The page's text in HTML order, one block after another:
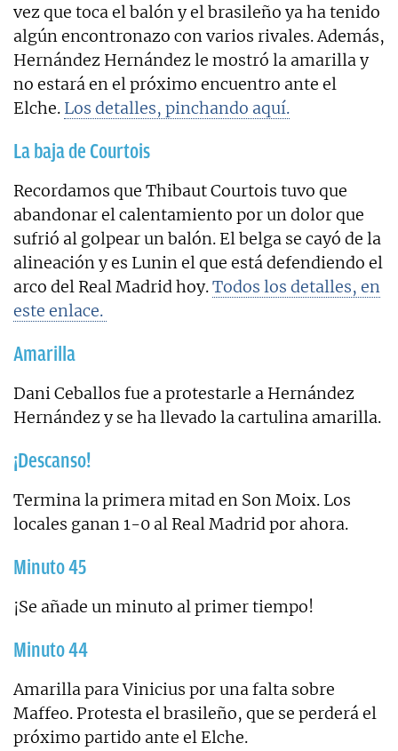
vez que toca el balón y el brasileño ya ha tenido
algún encontronazo con varios rivales. Además,
Hernández Hernández le mostró la amarilla y
no estará en el próximo encuentro ante el
Elche. Los detalles, pinchando aquí.
La baja de Courtois
Recordamos que Thibaut Courtois tuvo que
abandonar el calentamiento por un dolor que
sufrió al golpear un balón. El belga se cayó de la
alineación y es Lunin el que está defendiendo el
arco del Real Madrid hoy.Todos los detalles, en
este enlace.
Amarilla
Dani Ceballos fue a protestarle a Hernández
Hernández y se ha llevado la cartulina amarilla.
¡Descanso!
Termina la primera mitad en Son Moix. Los
locales ganan 1-0 al Real Madrid por ahora.
Minuto 45
¡Se añade un minuto al primer tiempo!
Minuto 44
Amarilla para Vinicius por una falta sobre
Maffeo. Protesta el brasileño, que se perderá el
próximo partido ante el Elche.